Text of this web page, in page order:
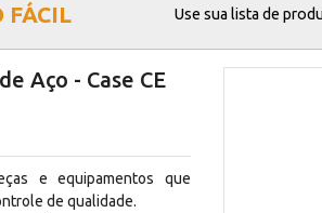
FÁCIL Use sua lista de
Aço - Case CE
e equipamentos que
de qualidade.